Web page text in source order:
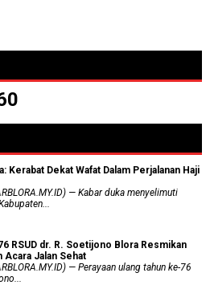
Kerabat Dekat Wafat Dalam Perjalanan Haji
— Kabar duka menyelimuti
RSUD dr. R. Soetijono Blora Resmikan
Acara Jalan Sehat
— Perayaan ulang tahun ke-76